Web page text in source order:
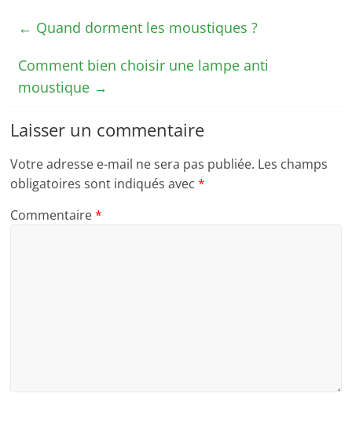
← Quand dorment les moustiques ?
Comment bien choisir une lampe anti
moustique →
Laisser un commentaire
Votre adresse e-mail ne sera pas publiée. Les champs
obligatoires sont indiqués avec*
Commentaire*